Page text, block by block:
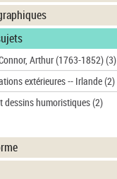
Arthur (1763-1852)(3)
extérieures -- Irlande(2)
dessins humoristiques(2)